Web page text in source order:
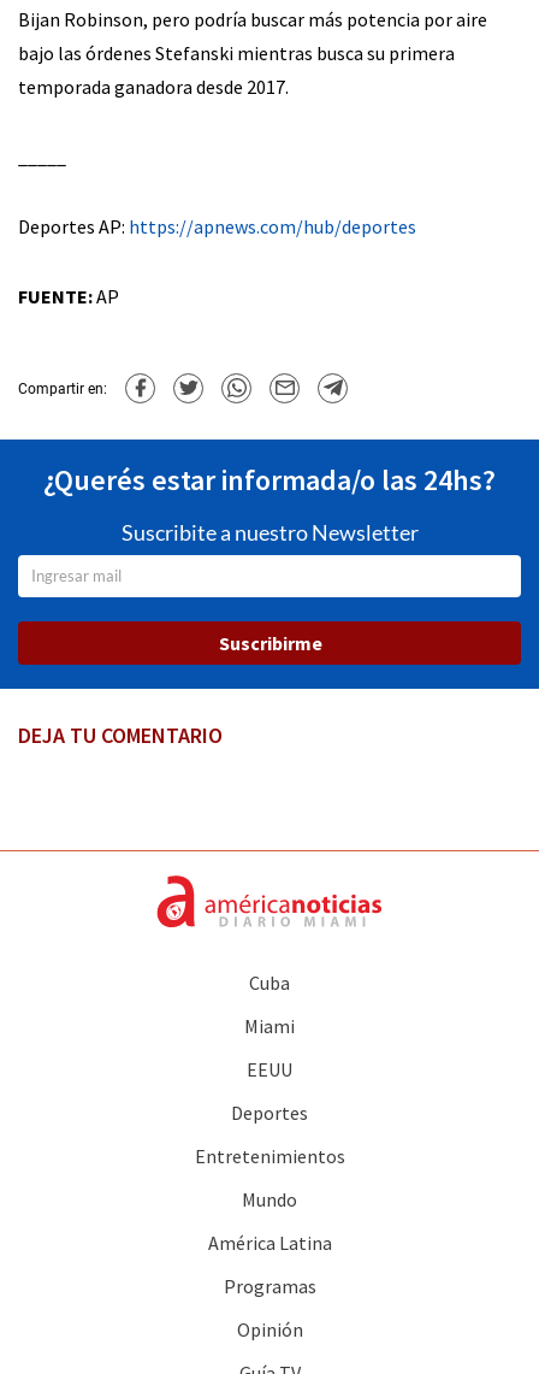
Bijan Robinson, pero podría buscar más potencia por aire
bajo las órdenes Stefanski mientras busca su primera
temporada ganadora desde 2017.
Deportes AP: https://apnews.com/hub/deportes
FUENTE:AP
Compartir en:
¿Querés estar informada/o las 24hs?
Suscribite a nuestro Newsletter
Suscribirme
DEJA TU COMENTARIO
Cuba
Miami
EEUU
Deportes
Entretenimientos
Mundo
América Latina
Programas
Opinión